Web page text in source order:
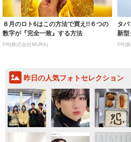
８月のロト6はこの方法で買え!!６つの
数字が『完全一致』する方法
PR(株式会社MURA)
タバ
新型
PR(
昨日の人気フォトセレクション